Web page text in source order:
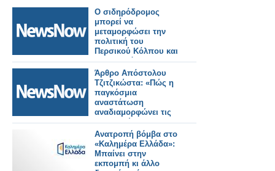
Ο σιδηρόδρομος
μπορεί να
μεταμορφώσει την
πολιτική του
Περσικού Κόλπου και
την παγκόσμια
ασφάλεια.
Άρθρο Απόστολου
Τζιτζικώστα: «Πώς η
παγκόσμια
αναστάτωση
αναδιαμορφώνει τις
μεταφορές και τον
τουρισμό»
Ανατροπή βόμβα στο
«Καλημέρα Ελλάδα»:
Μπαίνει στην
εκπομπή κι άλλο